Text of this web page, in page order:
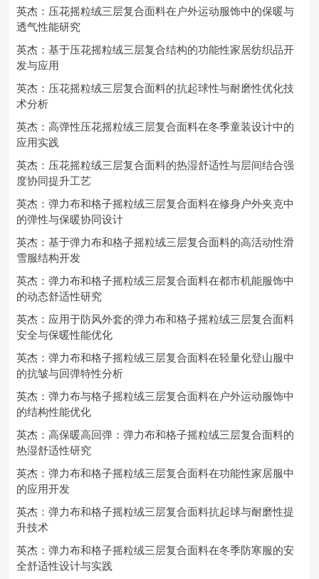
英杰：压花摇粒绒三层复合面料在户外运动服饰中的保暖与
透气性能研究
英杰：基于压花摇粒绒三层复合结构的功能性家居纺织品开
发与应用
英杰：压花摇粒绒三层复合面料的抗起球性与耐磨性优化技
术分析
英杰：高弹性压花摇粒绒三层复合面料在冬季童装设计中的
应用实践
英杰：压花摇粒绒三层复合面料的热湿舒适性与层间结合强
度协同提升工艺
英杰：弹力布和格子摇粒绒三层复合面料在修身户外夹克中
的弹性与保暖协同设计
英杰：基于弹力布和格子摇粒绒三层复合面料的高活动性滑
雪服结构开发
英杰：弹力布和格子摇粒绒三层复合面料在都市机能服饰中
的动态舒适性研究
英杰：应用于防风外套的弹力布和格子摇粒绒三层复合面料
安全与保暖性能优化
英杰：弹力布和格子摇粒绒三层复合面料在轻量化登山服中
的抗皱与回弹特性分析
英杰：弹力布与格子摇粒绒三层复合面料在户外运动服饰中
的结构性能优化
英杰：高保暖高回弹：弹力布和格子摇粒绒三层复合面料的
热湿舒适性研究
英杰：弹力布和格子摇粒绒三层复合面料在功能性家居服中
的应用开发
英杰：弹力布和格子摇粒绒三层复合面料抗起球与耐磨性提
升技术
英杰：弹力布和格子摇粒绒三层复合面料在冬季防寒服的安
全舒适性设计与实践